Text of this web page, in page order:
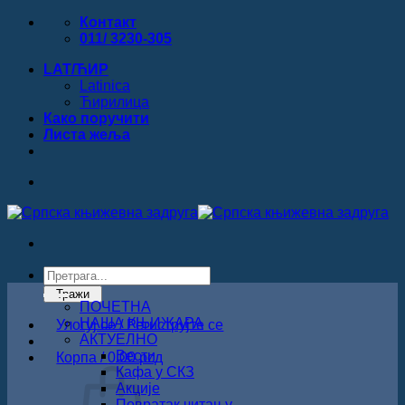
Прескочи
Контакт
011/ 3230-305
LAT/ЋИР
Latinica
Ћирилица
Како поручити
Листa жеља
Products
search
Тражи
Улогуј се / Региструјте се
Корпа /0.00рсд
ПОЧЕТНА
НАША КЊИЖАРА
АКТУЕЛНО
Вести
Кафа у СКЗ
Акције